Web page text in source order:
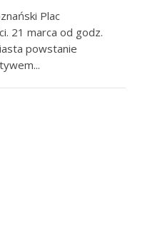
Plac
21 marca od godz.
powstanie